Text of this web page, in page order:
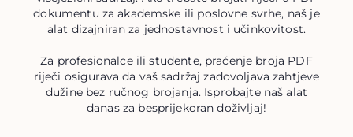
dokumentu za akademske ili poslovne svrhe, naš je
alat dizajniran za jednostavnost i učinkovitost.
Za profesionalce ili studente, praćenje broja PDF
riječi osigurava da vaš sadržaj zadovoljava zahtjeve
dužine bez ručnog brojanja. Isprobajte naš alat
danas za besprijekoran doživljaj!